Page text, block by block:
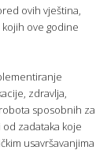
ovih vještina,
ove godine
zdravlja,
sposobnih za
zadataka koje
usavršavanjima